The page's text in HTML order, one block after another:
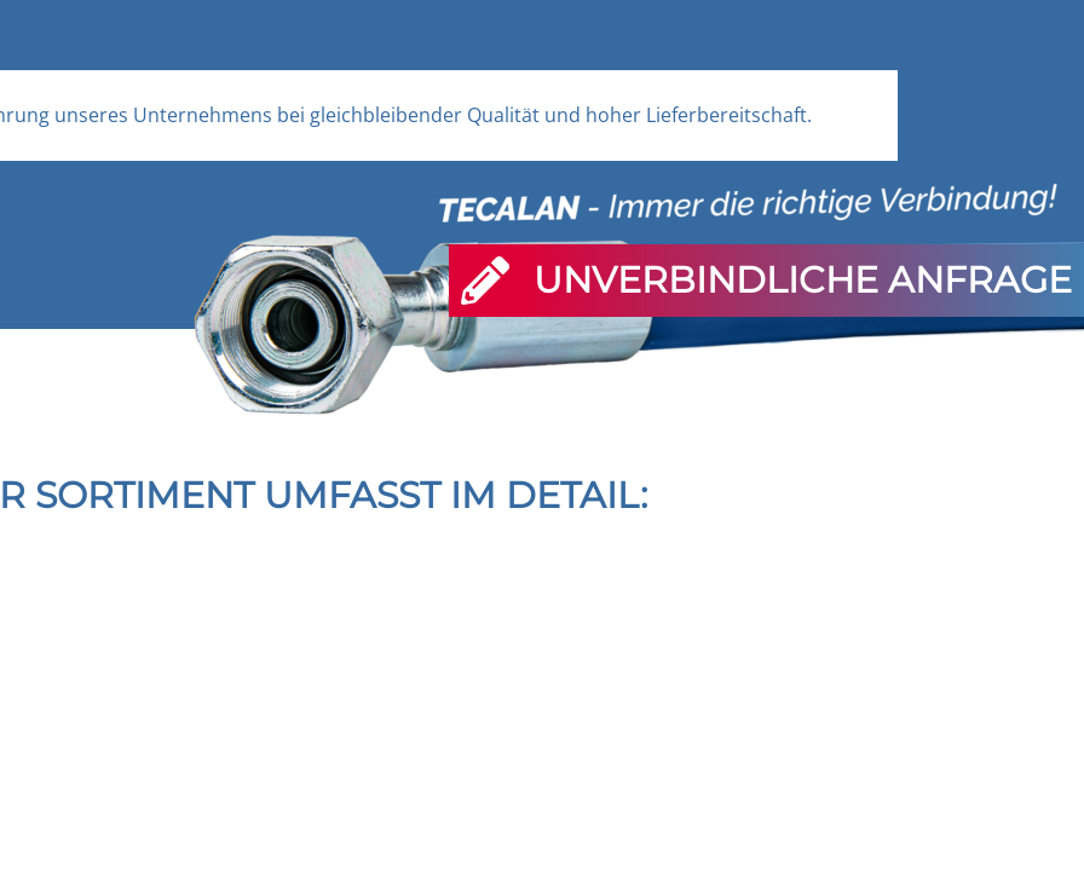
UNVERBINDLICHE ANFRAGE
unseres Unternehmens bei gleichbleibender Qualität und hoher Lieferbereitschaft.
SORTIMENT UMFASST IM DETAIL: